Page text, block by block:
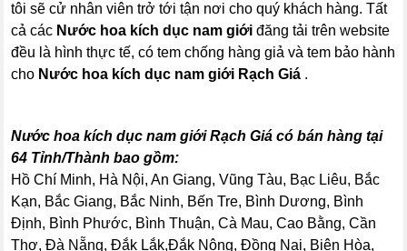
tôi sẽ cử nhân viên trở tới tận nơi cho quý khách hàng. Tất
cả các Nước hoa kích dục nam giới đăng tải trên website
đều là hình thực tế, có tem chống hàng giả và tem bảo hành
cho Nước hoa kích dục nam giới Rạch Giá .
Nước hoa kích dục nam giới Rạch Giá có bán hàng tại
64 Tỉnh/Thành bao gồm:
Hồ Chí Minh, Hà Nội, An Giang, Vũng Tàu, Bạc Liêu, Bắc
Kạn, Bắc Giang, Bắc Ninh, Bến Tre, Bình Dương, Bình
Định, Bình Phước, Bình Thuận, Cà Mau, Cao Bằng, Cần
Thơ, Đà Nẵng, Đắk Lắk,Đắk Nông, Đồng Nai, Biên Hòa,